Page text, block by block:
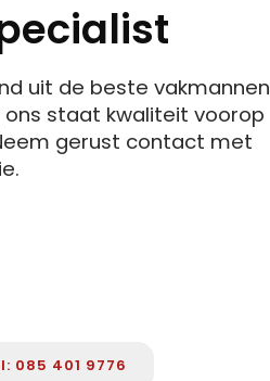
uit de beste vakmannen
ons staat kwaliteit voorop
gerust contact met
085 401 9776